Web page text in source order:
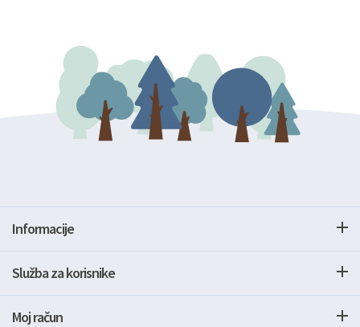
Informacije
Služba za korisnike
Moj račun